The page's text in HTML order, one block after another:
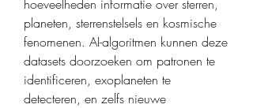
hoeveelheden informatie over sterren,
planeten, sterrenstelsels en kosmische
fenomenen. AI-algoritmen kunnen deze
datasets doorzoeken om patronen te
identificeren, exoplaneten te
detecteren, en zelfs nieuwe